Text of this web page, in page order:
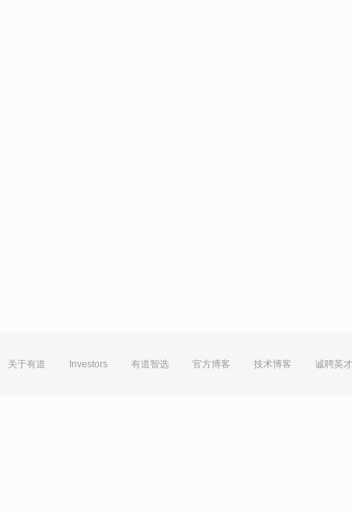
关于有道 Investors 有道智选 官方博客 技术博客 诚聘英才